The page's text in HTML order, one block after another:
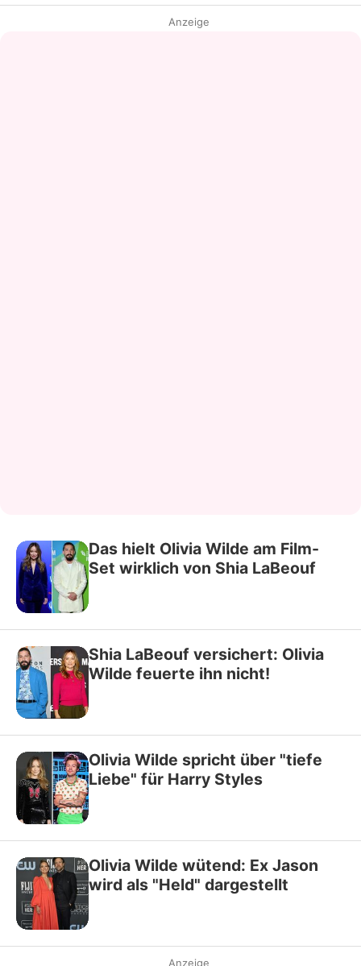
Anzeige
Das hielt Olivia Wilde am Film-
Set wirklich von Shia LaBeouf
Shia LaBeouf versichert: Olivia
Wilde feuerte ihn nicht!
Olivia Wilde spricht über "tiefe
Liebe" für Harry Styles
Olivia Wilde wütend: Ex Jason
wird als "Held" dargestellt
Anzeige